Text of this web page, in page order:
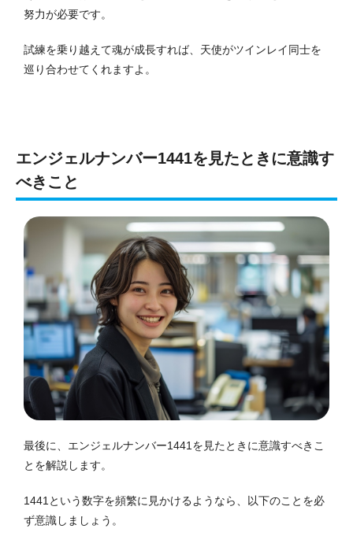
努力が必要です。
試練を乗り越えて魂が成長すれば、天使がツインレイ同士を
巡り合わせてくれますよ。
エンジェルナンバー1441を見たときに意識す
べきこと
最後に、エンジェルナンバー1441を見たときに意識すべきこ
とを解説します。
1441という数字を頻繁に見かけるようなら、以下のことを必
ず意識しましょう。